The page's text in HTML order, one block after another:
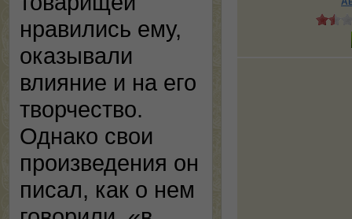
нравились ему,
оказывали
влияние и на его
творчество.
Однако свои
произведения он
писал, как о нем